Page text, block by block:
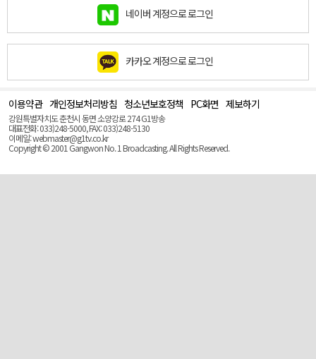
네이버 계정으로 로그인
카카오 계정으로 로그인
이용약관 개인정보처리방침 청소년보호정책 PC화면 제보하기
강원특별자치도 춘천시 동면 소양강로 274 G1방송
대표전화: 033)248-5000, FAX: 033)248-5130
이메일: webmaster@g1tv.co.kr
Copyright © 2001 Gangwon No. 1 Broadcasting. All Rights Reserved.